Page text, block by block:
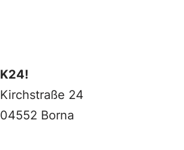
K24!
Kirchstraße 24
04552 Borna